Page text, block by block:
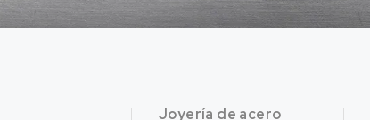
Joyería de acero